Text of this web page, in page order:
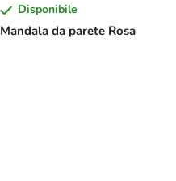
Mandala da parete Rosa
Disponibile